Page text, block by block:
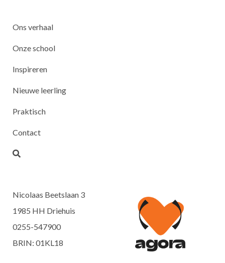
Ons verhaal
Onze school
Inspireren
Nieuwe leerling
Praktisch
Contact
Nicolaas Beetslaan 3
1985 HH Driehuis
0255-547900
BRIN: 01KL18